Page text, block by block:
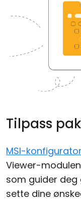
Tilpass
MSI-
Viewer-
som guider deg
sette dine